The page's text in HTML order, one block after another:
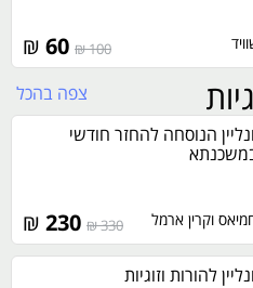
100 ₪
₪
צפה בהכל
הנוסחה להחזר חודשי
וקרין ארמל 330 ₪
₪
להורות וזוגיות